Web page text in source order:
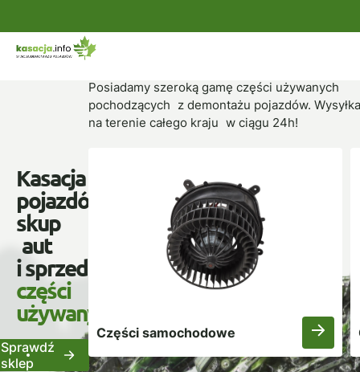
Kasacja
pojazdów,
skup
aut
i sprzedaż
części
używanych
Sprawdź
sklep
Popularne kategorie
Posiadamy szeroką gamę części używanych
pochodzących z demontażu pojazdów.
na terenie całego kraju w ciągu 24h!
Części samochodowe